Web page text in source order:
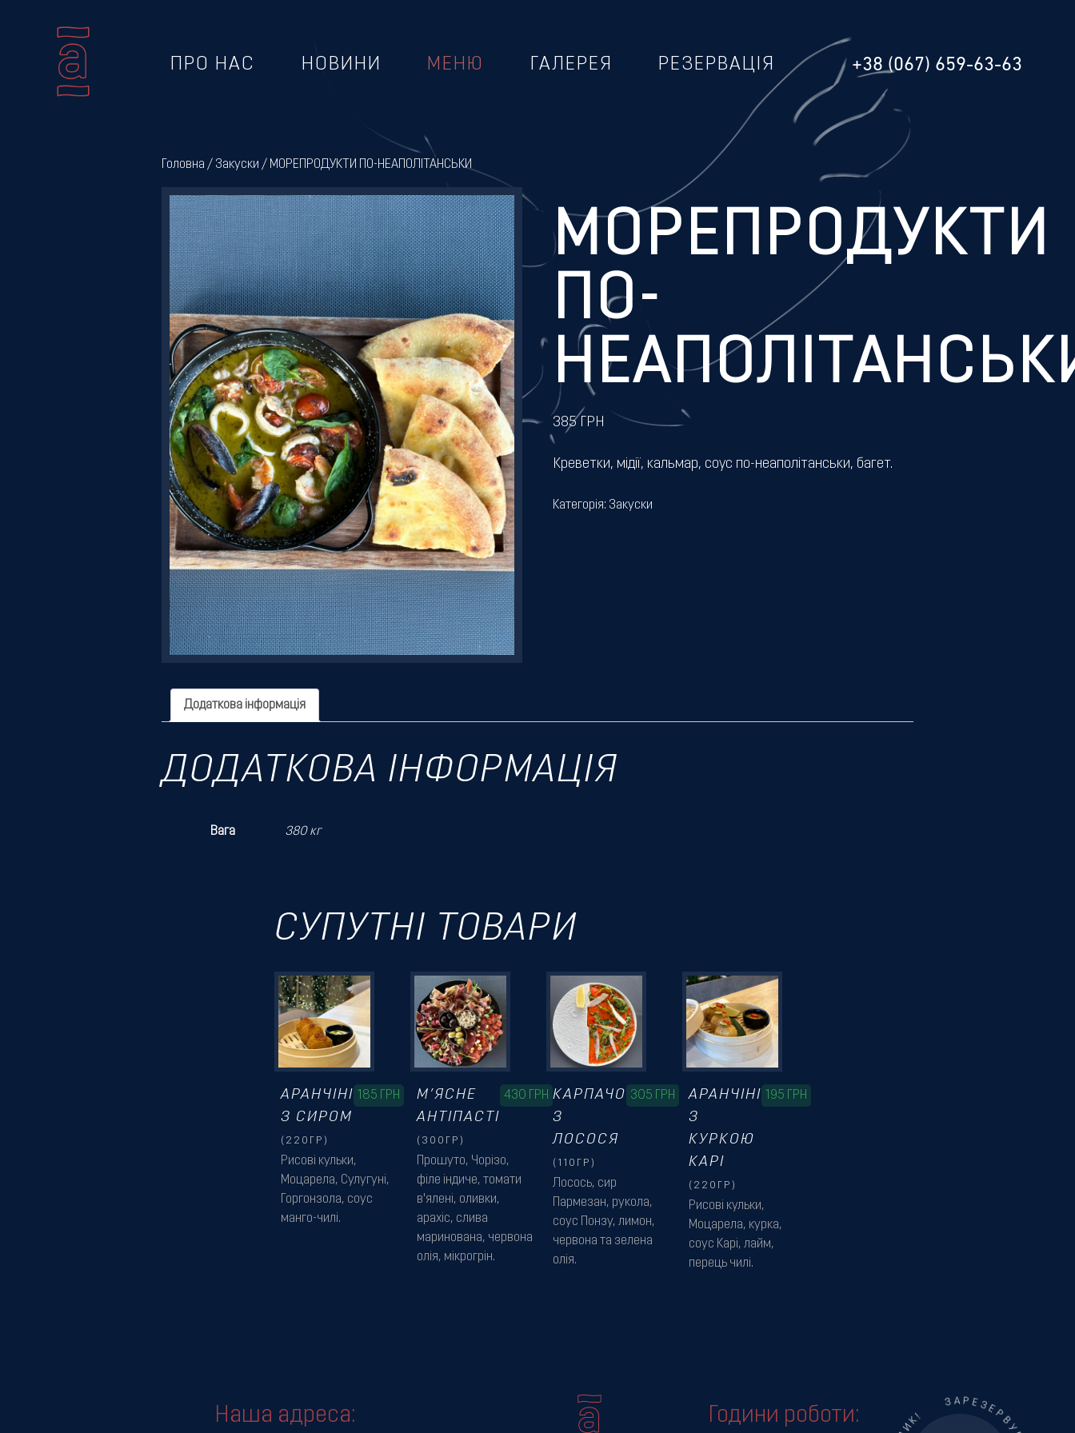
Резервація
ПРО НАС НОВИНИ МЕНЮ ГАЛЕРЕЯ РЕЗЕРВАЦІЯ +38 (067) 659-63-63
Головна / Закуски / МОРЕПРОДУКТИ ПО-НЕАПОЛІТАНСЬКИ
МОРЕПРОДУКТИ
ПО-
385 ГРН
Креветки, мідії, кальмар, соус по-неаполітанськи, багет.
Категорія: Закуски
Додаткова інформація
ДОДАТКОВА ІНФОРМАЦІЯ
Вага 380 кг
СУПУТНІ ТОВАРИ
Рисові кульки,
Моцарела, Сулугуні,
Горгонзола, соус
манго-чилі.
АРАНЧІНІ
З СИРОМ
(220ГР)
185 ГРН
Прошуто, Чорізо,
філе індиче, томати
в'ялені, оливки,
арахіс, слива
маринована, червона
олія, мікрогрін.
М’ЯСНЕ
АНТІПАСТІ
(300ГР)
430 ГРН
Лосось, сир
Пармезан, рукола,
соус Понзу, лимон,
червона та зелена
олія.
КАРПАЧО
З
ЛОСОСЯ
(110ГР)
305 ГРН
Рисові кульки,
Моцарела, курка,
соус Карі, лайм,
перець чилі.
АРАНЧІНІ
З
КУРКОЮ
КАРІ
(220ГР)
195 ГРН
Наша адреса: Години роботи: